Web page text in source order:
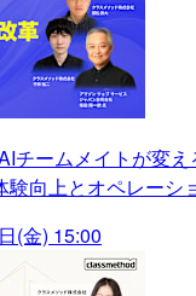
チームメイトが変
験向上とオペレーシ
(金) 15:00